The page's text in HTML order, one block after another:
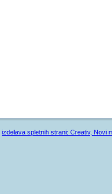
izdelava spletnih strani: Creativ, Novi